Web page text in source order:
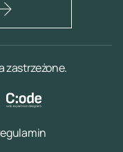
zastrzeżone.